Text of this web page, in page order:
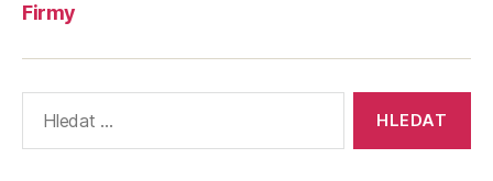
Firmy
vyhledávání: